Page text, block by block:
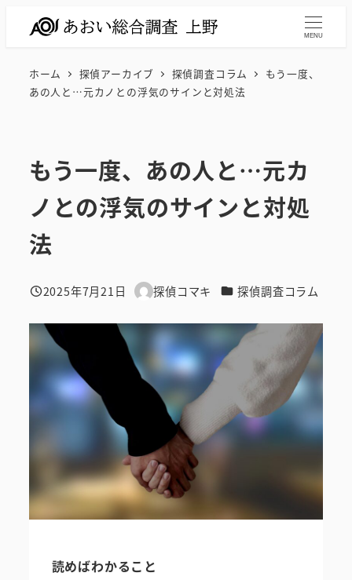
MENU
ホーム 探偵アーカイブ 探偵調査コラム
もう一度、
あの人と…元カノとの浮気のサインと対処法
もう一度、あの人と…元カ
ノとの浮気のサインと対処
法
投稿日
2025年7月21日
著
探偵コマキ カテゴリー
探偵調査コラム
読めばわかること